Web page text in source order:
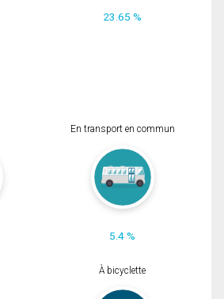
23.65 %
En transport en commun
5.4 %
À bicyclette